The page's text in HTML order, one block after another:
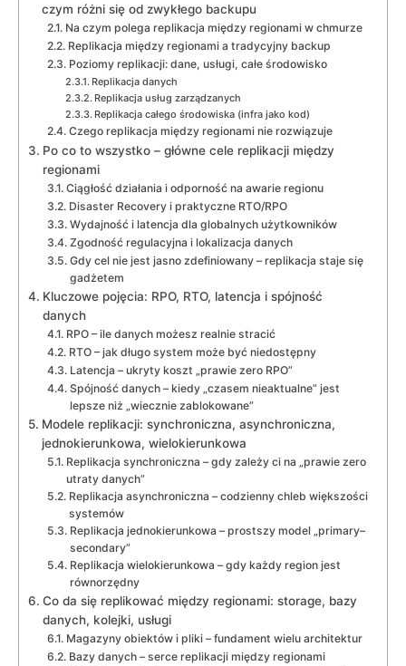
czym różni się od zwykłego backupu
Na czym polega replikacja między regionami w chmurze
Replikacja między regionami a tradycyjny backup
Poziomy replikacji: dane, usługi, całe środowisko
Replikacja danych
Replikacja usług zarządzanych
Replikacja całego środowiska (infra jako kod)
Czego replikacja między regionami nie rozwiązuje
Po co to wszystko – główne cele replikacji między
regionami
Ciągłość działania i odporność na awarie regionu
Disaster Recovery i praktyczne RTO/RPO
Wydajność i latencja dla globalnych użytkowników
Zgodność regulacyjna i lokalizacja danych
Gdy cel nie jest jasno zdefiniowany – replikacja staje się
gadżetem
Kluczowe pojęcia: RPO, RTO, latencja i spójność
danych
RPO – ile danych możesz realnie stracić
RTO – jak długo system może być niedostępny
Latencja – ukryty koszt „prawie zero RPO”
Spójność danych – kiedy „czasem nieaktualne” jest
lepsze niż „wiecznie zablokowane”
Modele replikacji: synchroniczna, asynchroniczna,
jednokierunkowa, wielokierunkowa
Replikacja synchroniczna – gdy zależy ci na „prawie zero
utraty danych”
Replikacja asynchroniczna – codzienny chleb większości
systemów
Replikacja jednokierunkowa – prostszy model „primary–
secondary”
Replikacja wielokierunkowa – gdy każdy region jest
równorzędny
Co da się replikować między regionami: storage, bazy
danych, kolejki, usługi
Magazyny obiektów i pliki – fundament wielu architektur
Bazy danych – serce replikacji między regionami